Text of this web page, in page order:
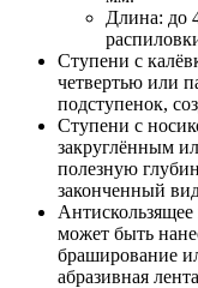
Длина: до
Ступени с
четвертью или
подступенок,
Ступени с
закруглённым
полезную
законченный
может быть
браширование
абразивная